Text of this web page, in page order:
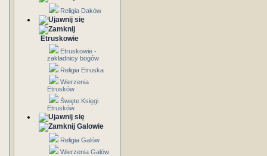
Religia Daków
Etruskowie
Etruskowie -
zakładnicy bogów
Religia Etruska
Wierzenia
Etrusków
Święte Księgi
Etrusków
Galowie
Religia Galów
Wierzenia Galów